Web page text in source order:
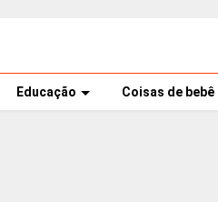
Educação Coisas de bebê